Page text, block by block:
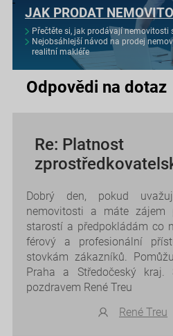
JAK PRODAT
Přečtěte si, jak prodávají nemovitosti
Nejobsáhlejší návod na prodej
realitní makléře
Odpovědi na dotaz
Re: Platnost
Dobrý den, pokud
nemovitosti a máte zájem
starostí a předpokládám co
férový a profesionální
stovkám zákazníků.
Praha a Středočeský
pozdravem René Treu
René Treu